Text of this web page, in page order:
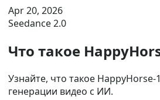
Apr 20, 2026
Seedance 2.0
Что такое
Узнайте, что такое
генерации видео с ИИ.